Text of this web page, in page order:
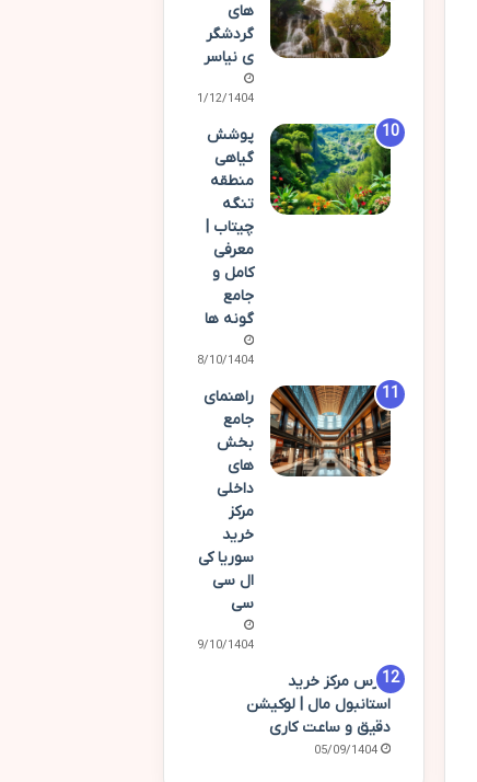
های
گردشگر
ی نیاسر
01/12/1404
پوشش
گیاهی
منطقه
تنگه
چیتاب |
معرفی
کامل و
جامع
گونه ها
08/10/1404
راهنمای
جامع
بخش
های
داخلی
مرکز
خرید
سوریا کی
ال سی
سی
09/10/1404
آدرس مرکز خرید
استانبول مال | لوکیشن
دقیق و ساعت کاری
05/09/1404